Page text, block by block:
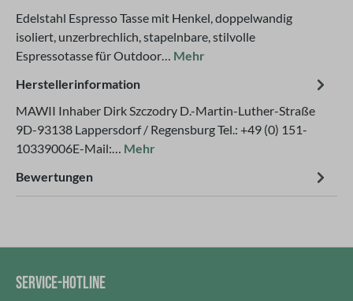
Edelstahl Espresso Tasse mit Henkel, doppelwandig
isoliert, unzerbrechlich, stapelnbare, stilvolle
Espressotasse für Outdoor… Mehr
Herstellerinformation
MAWII Inhaber Dirk Szczodry D.-Martin-Luther-Straße
9D-93138 Lappersdorf / Regensburg Tel.: +49 (0) 151-
10339006E-Mail:… Mehr
Bewertungen
SERVICE-HOTLINE